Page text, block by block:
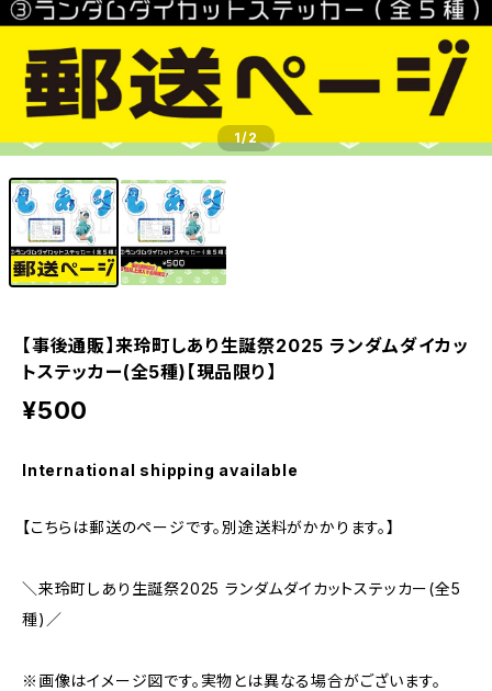
1/2
【事後通販】来玲町しあり生誕祭2025 ランダムダイカッ
トステッカー(全5種)【現品限り】
¥500
International shipping available
【こちらは郵送のページです。別途送料がかかります。】
＼来玲町しあり生誕祭2025 ランダムダイカットステッカー(全5
種)／
※画像はイメージ図です。実物とは異なる場合がございます。